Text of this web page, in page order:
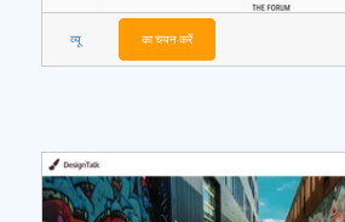
व्यू का चयन करें